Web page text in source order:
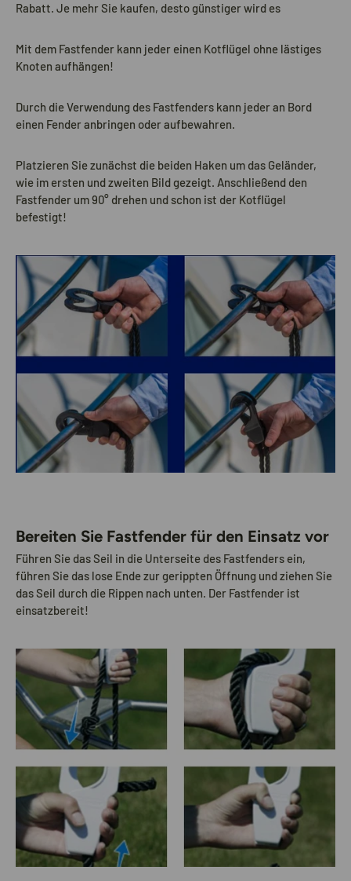
Rabatt. Je mehr Sie kaufen, desto günstiger wird es
Mit dem Fastfender kann jeder einen Kotflügel ohne lästiges
Knoten aufhängen!
Durch die Verwendung des Fastfenders kann jeder an Bord
einen Fender anbringen oder aufbewahren.
Platzieren Sie zunächst die beiden Haken um das Geländer,
wie im ersten und zweiten Bild gezeigt. Anschließend den
Fastfender um 90° drehen und schon ist der Kotflügel
befestigt!
Bereiten Sie Fastfender für den Einsatz vor
Führen Sie das Seil in die Unterseite des Fastfenders ein,
führen Sie das lose Ende zur gerippten Öffnung und ziehen Sie
das Seil durch die Rippen nach unten. Der Fastfender ist
einsatzbereit!